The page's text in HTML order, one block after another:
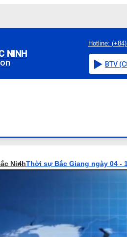
NINH
Hotline:
BTV
NinhThời sự Bắc Giang ngày 04 -